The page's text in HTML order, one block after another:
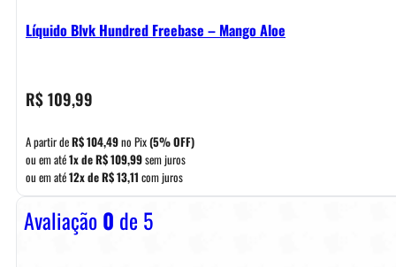
Líquido Blvk Hundred Freebase – Mango Aloe
R$109,99
A partir deR$104,49no Pix(5% OFF)
ou em até1x deR$109,99sem juros
ou em até12x deR$13,11 com juros
Avaliação0 de 5